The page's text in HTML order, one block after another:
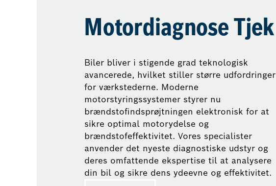
Motordiagnose Tjek
Biler bliver i stigende grad teknologisk
avancerede, hvilket stiller større udfordringer
for værkstederne. Moderne
motorstyringssystemer styrer nu
brændstofindsprøjtningen elektronisk for at
sikre optimal motorydelse og
brændstofeffektivitet. Vores specialister
anvender det nyeste diagnostiske udstyr og
deres omfattende ekspertise til at analysere
din bil og sikre dens ydeevne og effektivitet.